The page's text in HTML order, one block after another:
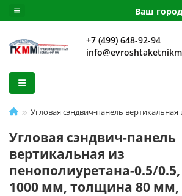
Ваш
+7 (499) 648-92-94
Угловая сэндвич-панель
Угловая сэндвич-панель
вертикальная из
пенополиуретана-0.5/
1000 мм, толщина 80 мм,